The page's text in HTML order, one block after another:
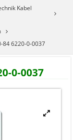
Kabel
84 6220-0-0037
0-0037

